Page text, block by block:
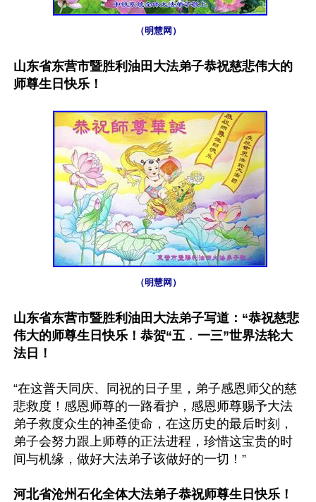
（明慧网）
山东省东营市暨胜利油田大法弟子恭祝慈悲伟大的
师尊生日快乐！
（明慧网）
山东省东营市暨胜利油田大法弟子写道：“恭祝慈悲
伟大的师尊生日快乐！恭贺“五﹒一三”世界法轮大
法日！
“在这普天同庆、同祝的日子里，弟子感恩师父的慈
悲救度！感恩师尊的一路看护，感恩师尊赐予大法
弟子救度众生的神圣使命，在这历史的最后时刻，
弟子会努力跟上师尊的正法进程，珍惜这宝贵的时
间与机缘，做好大法弟子该做好的一切！”
河北省沧州石化全体大法弟子恭祝师尊生日快乐！